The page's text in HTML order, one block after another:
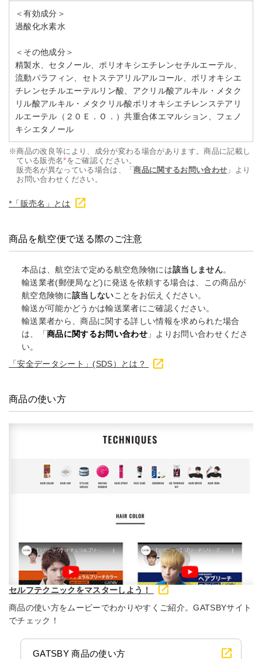
＜有効成分＞
過酸化水素水
＜その他成分＞
精製水、セタノール、ポリオキシエチレンセチルエーテル、
流動パラフィン、セトステアリルアルコール、ポリオキシエ
チレンセチルエーテルリン酸、アクリル酸アルキル・メタク
リル酸アルキル・メタクリル酸ポリオキシエチレンステアリ
ルエーテル（２０Ｅ．Ｏ．）共重合体エマルション、フェノ
キシエタノール
※商品の改良等により、成分が変わる場合があります。商品に記載し
ている販売名*をご確認ください。
販売名が異なっている場合は、「商品に関するお問い合わせ 」より
お問い合わせください。
*「販売名」とは
商品を航空便で送る際のご注意
本品は、航空法で定める航空危険物には該当しません。
輸送業者(郵便局など)に発送を依頼する場合は、この商品が
航空危険物に該当しないことをお伝えください。
輸送が可能かどうかは輸送業者にご確認ください。
輸送業者から、商品に関する詳しい情報を求められた場合
は、「商品に関するお問い合わせ 」よりお問い合わせくださ
い。
「安全データシート」(SDS）とは？
商品の使い方
セルフテクニックをマスターしよう！
商品の使い方をムービーでわかりやすくご紹介。GATSBYサイト
でチェック！
GATSBY 商品の使い方